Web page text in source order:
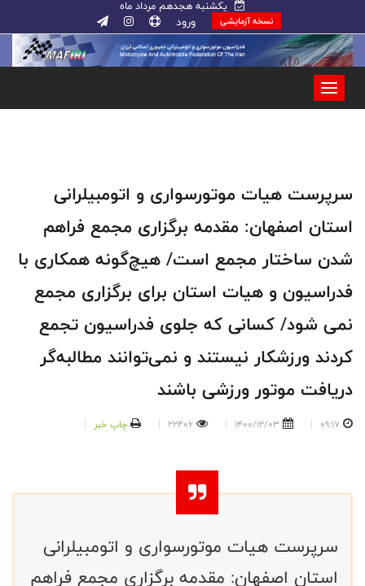
یکشنبه هجدهم مرداد ماه
نسخه آزمایشی ورود
سرپرست هیات موتورسواری و اتومبیلرانی
استان اصفهان: مقدمه برگزاری مجمع فراهم
شدن ساختار مجمع است/ هیچ‌گونه همکاری با
فدراسیون و هیات استان برای برگزاری مجمع
نمی شود/ کسانی که جلوی فدراسیون تجمع
کردند ورزشکار نیستند و نمی‌توانند مطالبه‌گر
دریافت موتور ورزشی باشند
09:17
1400/12/03
22406 چاپ خبر
سرپرست هیات موتورسواری و اتومبیلرانی
استان اصفهان: مقدمه برگزاری مجمع فراهم